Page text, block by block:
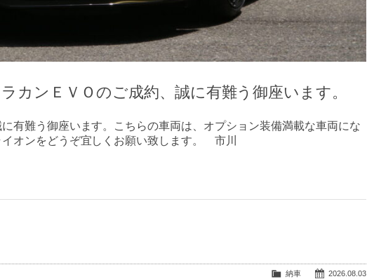
ンＥＶＯのご成約、誠に有難う御座います。
有難う御座います。こちらの車両は、オプション装備満載な車両にな
オンをどうぞ宜しくお願い致します。 市川
2026.08.03
納車